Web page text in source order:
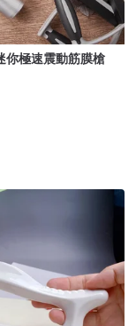
你極速震動筋膜槍